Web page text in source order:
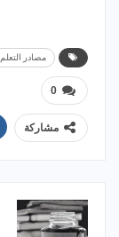
مصادر التعلم
0
مشاركة